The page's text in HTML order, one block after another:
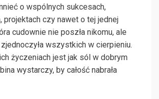
o wspólnych sukcesach,
projektach czy nawet o tej jednej
cudownie nie poszła nikomu, ale
wszystkich w cierpieniu.
życzeniach jest jak sól w dobrym
wystarczy, by całość nabrała